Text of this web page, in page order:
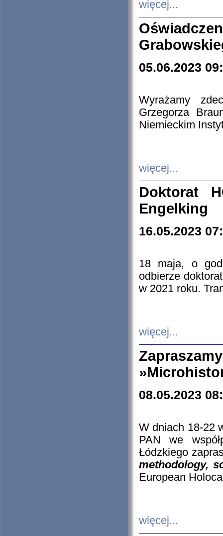
więcej...
05.06.2023
Wyrażamy
Grzegorza
Niemieckim
więcej...
Doktorat
Engelking
16.05.2023
18 maja, o
odbierze
w 2021 roku.
więcej...
08.05.2023
W dniach 18-22
PAN we
Łódzkiego
methodology,
European
więcej...